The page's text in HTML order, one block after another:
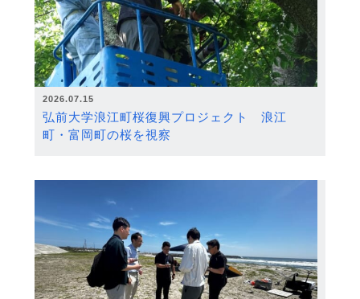
2026.07.15
弘前大学浪江町桜復興プロジェクト 浪江
町・富岡町の桜を視察